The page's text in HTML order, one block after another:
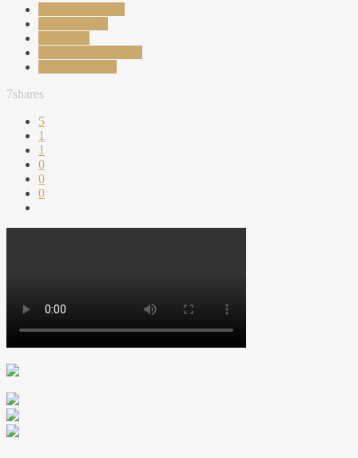
7shares
5
1
1
0
0
0